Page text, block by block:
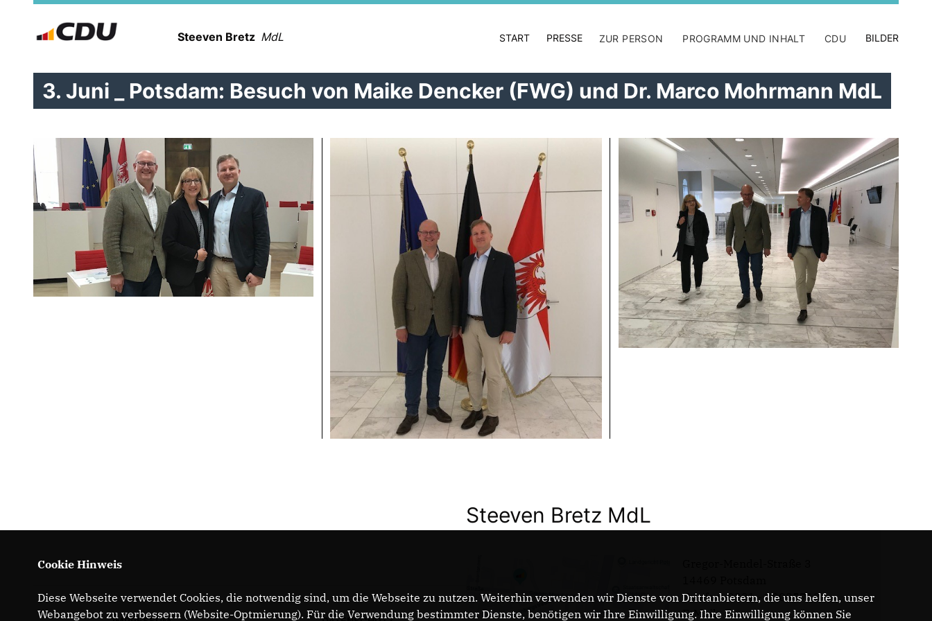
Steeven Bretz MdL START PRESSE ZUR PERSON PROGRAMM UND INHALT CDU BILDER
3. Juni _ Potsdam: Besuch von Maike Dencker (FWG) und Dr. Marco Mohrmann MdL
Steeven Bretz MdL
Telefon: 0331 - 20085713
E-Mail:
Cookie Hinweis
Diese Webseite verwendet Cookies, die notwendig sind, um die Webseite zu nutzen. Weiterhin verwenden wir Dienste von Drittanbietern, die uns helfen, unser
Webangebot zu verbessern (Website-Optmierung). Für die Verwendung bestimmter Dienste, benötigen wir Ihre Einwilligung. Ihre Einwilligung können Sie